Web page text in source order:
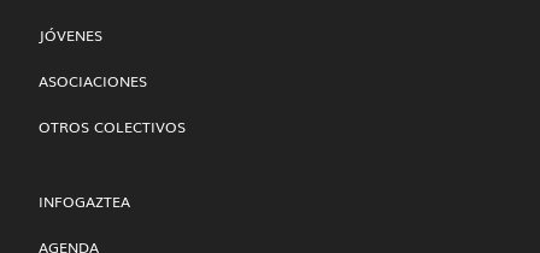
JÓVENES
ASOCIACIONES
OTROS COLECTIVOS
INFOGAZTEA
AGENDA